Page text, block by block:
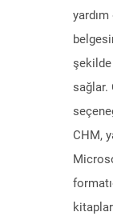
yardım
sağlar.
CHM,